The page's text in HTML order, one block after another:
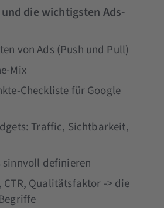
die wichtigsten Ads-
von Ads (Push und Pull)
Mix
Checkliste für Google
Traffic, Sichtbarkeit,
sinnvoll definieren
CTR, Qualitätsfaktor -> die